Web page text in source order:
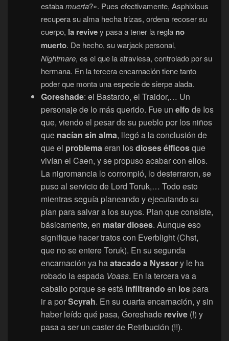
estabamuerta?». Pues efectivamente, Asphixious
recupera su alma hecha trizas, ordena recoser su
cuerpo, la revivey pasa a tener la regla no
muerto. De hecho, su warjack personal,
Nightmare, es el que la atraviesa, controlado por su
hermana. En la tercera encarnación tiene tanto
poder que monta una especie de sierpe alada.
Goreshade: el Bastardo, el Traidor,… Un
personaje de lo más querido. Fue un elfo de Ios
que, viendo el pesar de su pueblo por los niños
que nacían sin alma, llegó a la conclusión de
que el problemaeran losdioses élficosque
vivían el Caen, y se propuso acabar con ellos.
La nigromancia lo corrompió, lo desterraron, se
puso al servicio de Lord Toruk,… Todo esto
mientras seguía planeando y ejecutando su
plan para salvar a los suyos. Plan que consiste,
básicamente, en matardioses. Aunque eso
signifique hacer tratos con Everblight (Chst,
que no se entere Toruk). En su segunda
encarnación ya haatacado a Nyssory le ha
robado la espada Voass. En la tercera va a
caballo porque se está infiltrando en Ios para
ir a porScyrah. En su cuarta encarnación, y sin
haber leído qué pasa, Goreshade revive (!) y
pasa a ser un caster de Retribución (!!).